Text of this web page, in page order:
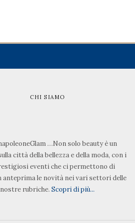
CHI SIAMO
…Non solo beauty è un
città della bellezza e della moda, con i
eventi che ci permettono di
anteprima le novità nei vari settori delle
nostre rubriche. Scopri di più...